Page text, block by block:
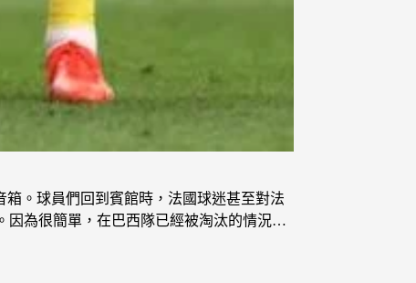
。球員們回到賓館時，法國球迷甚至對法
因為很簡單，在巴西隊已經被淘汰的情況…